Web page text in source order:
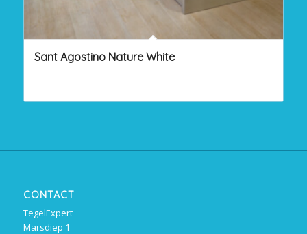
Sant Agostino Nature White
CONTACT
TegelExpert
Marsdiep 1